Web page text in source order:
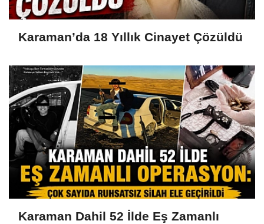
Karaman’da 18 Yıllık Cinayet Çözüldü
Karaman Dahil 52 İlde Eş Zamanlı